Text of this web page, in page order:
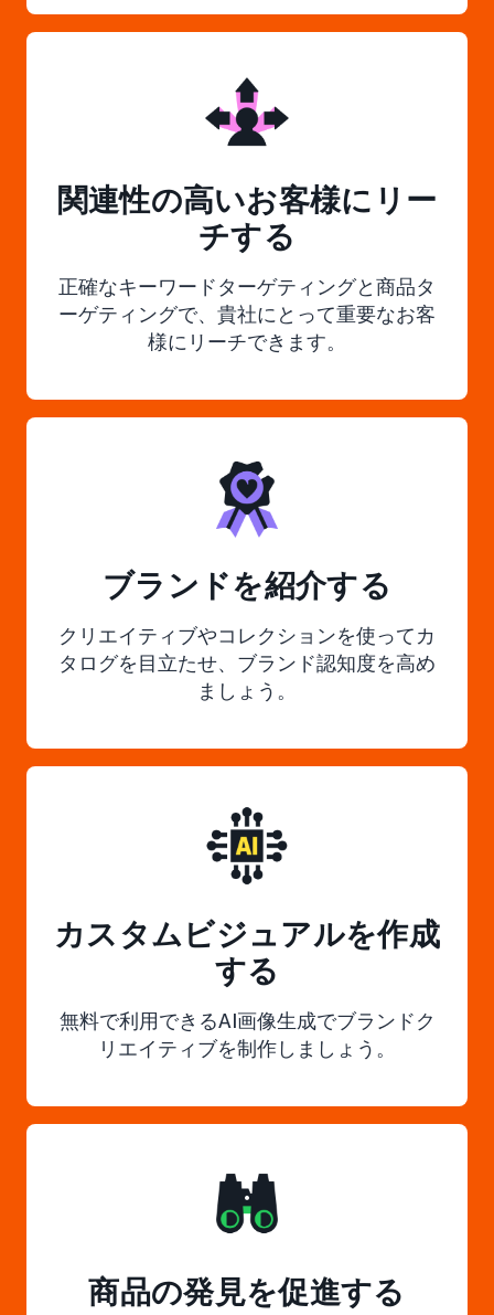
関連性の高いお客様にリー
チする
正確なキーワードターゲティングと商品タ
ーゲティングで、貴社にとって重要なお客
様にリーチできます。
ブランドを紹介する
クリエイティブやコレクションを使ってカ
タログを目立たせ、ブランド認知度を高め
ましょう。
カスタムビジュアルを作成
する
無料で利用できるAI画像生成でブランドク
リエイティブを制作しましょう。
商品の発見を促進する